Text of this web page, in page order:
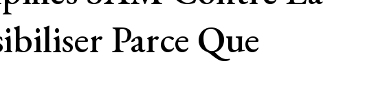
Parce Que